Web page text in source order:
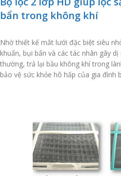
bẩn trong không khí
Nhờ thiết kế mắt lưới đặc biệt siêu
khuẩn, bụi bẩn và các tác nhân gây
thường, trả lại bầu không khí trong
bảo vệ sức khỏe hô hấp của gia đình